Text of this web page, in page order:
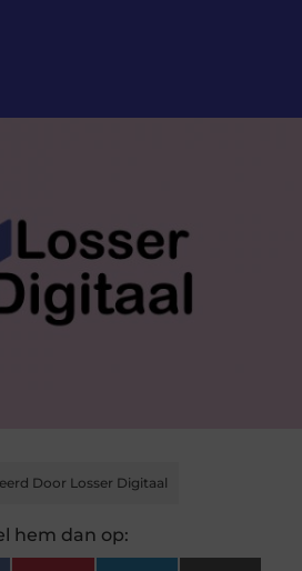
Door Losser Digitaal
hem dan op: